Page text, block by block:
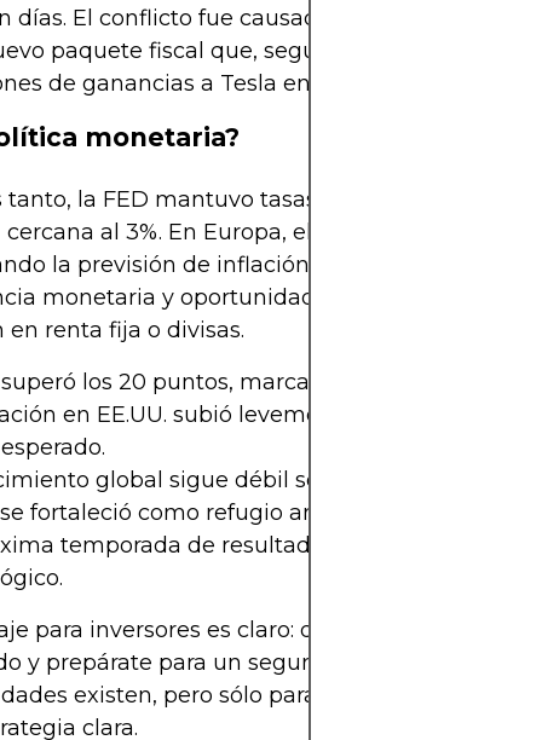
días. El conflicto fue causado en parte por la
paquete fiscal que, según JP Morgan,
de ganancias a Tesla en 2025.
monetaria?
la FED mantuvo tasas altas (4.25–4.50%) y
al 3%. En Europa, el BCE recortó tasas
la previsión de inflación de 2.3% a 2%. Esto
monetaria y oportunidades específicas para
en renta fija o divisas.
superó los 20 puntos, marcando altos niveles de
en EE.UU. subió levemente a 2.4%, aún
global sigue débil según la OCDE.
fortaleció como refugio ante la incertidumbre.
temporada de resultados será clave para el
para inversores es claro: diversifica, mantente
y prepárate para un segundo semestre volátil.
existen, pero sólo para quienes actúan
clara.